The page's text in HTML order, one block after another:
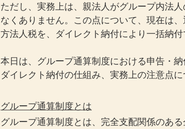
ただし、実務上は、親法人がグループ内法
なくありません。この点について、現在は
方法人税を、ダイレクト納付により一括納
本日は、グループ通算制度における申告・
ダイレクト納付の仕組み、実務上の注意点に
グループ通算制度とは
グループ通算制度とは、完全支配関係のあ